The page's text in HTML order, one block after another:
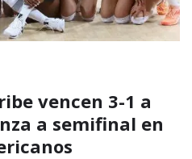
vencen 3-1 a
a semifinal en